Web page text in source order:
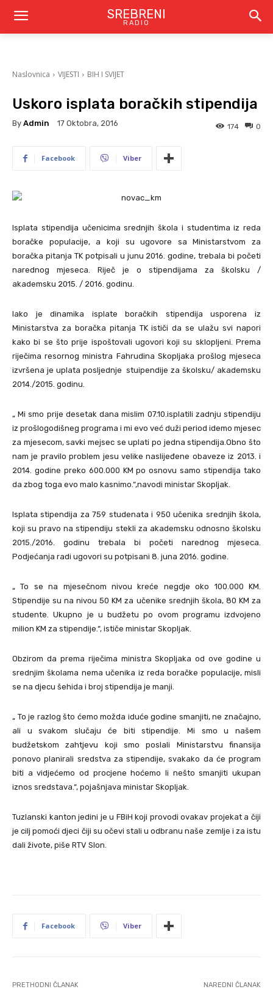
SREBRENI
RADIO
Naslovnica VIJESTI BIH I SVIJET
Uskoro isplata boračkih stipendija
By Admin 17 Oktobra, 2016 0
174
Facebook Viber
Isplata stipendija učenicima srednjih škola i studentima iz reda
boračke populacije, a koji su ugovore sa Ministarstvom za
boračka pitanja TK potpisali u junu 2016. godine, trebala bi početi
narednog mjeseca. Riječ je o stipendijama za školsku /
akademsku 2015. / 2016. godinu.
Iako je dinamika isplate boračkih stipendija usporena iz
Ministarstva za boračka pitanja TK ističi da se ulažu svi napori
kako bi se što prije ispoštovali ugovori koji su sklopljeni. Prema
riječima resornog ministra Fahrudina Skopljaka prošlog mjeseca
izvršena je uplata posljednje stuipendije za školsku/ akademsku
2014./2015. godinu.
„ Mi smo prije desetak dana mislim 07.10.isplatili zadnju stipendiju
iz prošlogodišneg programa i mi evo već duži period idemo mjesec
za mjesecom, savki mejsec se uplati po jedna stipendija.Obno što
nam je pravilo problem jesu velike naslijeđene obaveze iz 2013. i
2014. godine preko 600.000 KM po osnovu samo stipendija tako
da zbog toga evo malo kasnimo.“,navodi ministar Skopljak.
Isplata stipendija za 759 studenata i 950 učenika srednjih škola,
koji su pravo na stipendiju stekli za akademsku odnosno školsku
2015./2016. godinu trebala bi početi narednog mjeseca.
Podjećanja radi ugovori su potpisani 8. juna 2016. godine.
„ To se na mjesečnom nivou kreće negdje oko 100.000 KM.
Stipendije su na nivou 50 KM za učenike srednjih škola, 80 KM za
studente. Ukupno je u budžetu po ovom programu izdvojeno
milion KM za stipendije.“, ističe ministar Skopljak.
Obzirom da prema riječima ministra Skopljaka od ove godine u
srednjim školama nema učenika iz reda boračke populacije, misli
se na djecu šehida i broj stipendija je manji.
„ To je razlog što ćemo možda iduće godine smanjiti, ne značajno,
ali u svakom slučaju će biti stipendije. Mi smo u našem
budžetskom zahtjevu koji smo poslali Ministarstvu finansija
ponovo planirali sredstva za stipendije, svakako da će program
biti a vidjećemo od procjene hoćemo li nešto smanjiti ukupan
iznos sredstava.“, pojašnjava ministar Skopljak.
Tuzlanski kanton jedini je u FBiH koji provodi ovakav projekat a čiji
je cilj pomoći djeci čiji su očevi stali u odbranu naše zemlje i za istu
dali živote, piše RTV Slon.
Facebook Viber
PRETHODNI ČLANAK NAREDNI ČLANAK